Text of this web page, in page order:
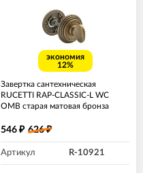
экономия
12%
Завертка сантехническая
RUCETTI RAP-CLASSIC-L WC
OMB старая матовая бронза
546 ₽ 626₽
Артикул R-10921